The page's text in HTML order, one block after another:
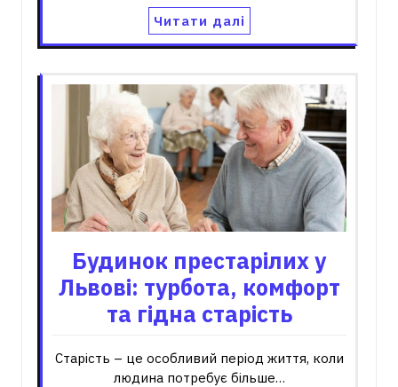
Читати далі
Будинок престарілих у
Львові: турбота, комфорт
та гідна старість
Старість – це особливий період життя, коли
людина потребує більше…